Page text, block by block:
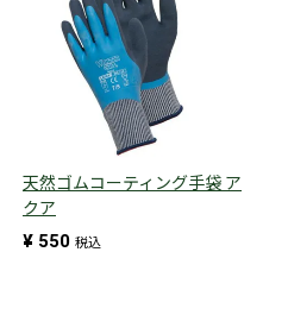
天然ゴムコーティング手袋 ア
クア
¥ 550 税込